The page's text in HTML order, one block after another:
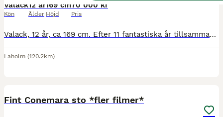
Valack
Kön
12 år
Ålder
169 cm
Höjd
70 000 kr
Pris
Valack, 12 år, ca 169 cm. Efter 11 fantastiska år tillsammans är det dags för min hjärtehäst att hitta ett nytt hem. Jag har haft honom sedan han var ett år gammal och säljer honom enbart på grund av tidsbrist. Han har sedan i maj gått på bete och blivit lite väl rund om magen, så nya ägaren får räkna med att sätta igång honom igen. Innan dess har han varit i regelbunden
Laholm (120.2km)
Fint Conemara sto *fler filmer*